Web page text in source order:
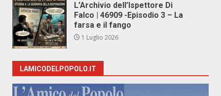
L’Archivio dell’Ispettore Di
Falco | 46909 -Episodio 3 – La
farsa e il fango
1 Luglio 2026
LAMICODELPOPOLO.IT